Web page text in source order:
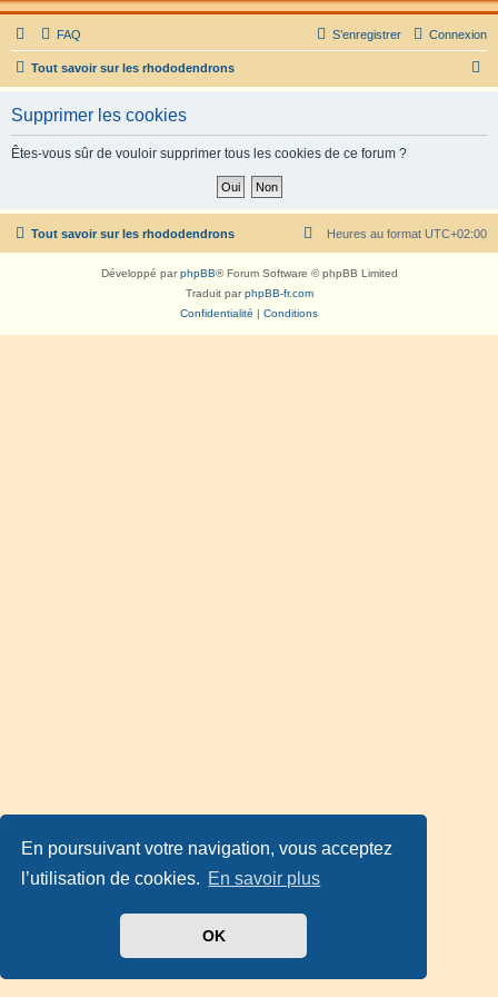
En poursuivant votre navigation, vous acceptez
l’utilisation de cookies. En savoir plus
OK
FAQ Connexion
S’enregistrer
Tout savoir sur les rhododendrons
h
Supprimer les cookies
Êtes-vous sûr de vouloir supprimer tous les cookies de ce forum ?
Tout savoir sur les rhododendrons Heures au format UTC+02:00
Développé parphpBB® Forum Software © phpBB Limited
Traduit parphpBB-fr.com
Confidentialité | Conditions